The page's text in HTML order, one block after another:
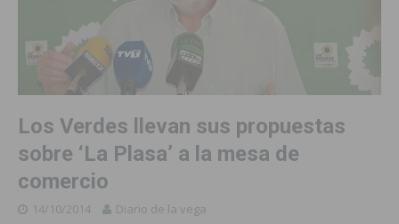
Los Verdes llevan sus propuestas
sobre ‘La Plasa’ a la mesa de
comercio
14/10/2014 Diario de la vega